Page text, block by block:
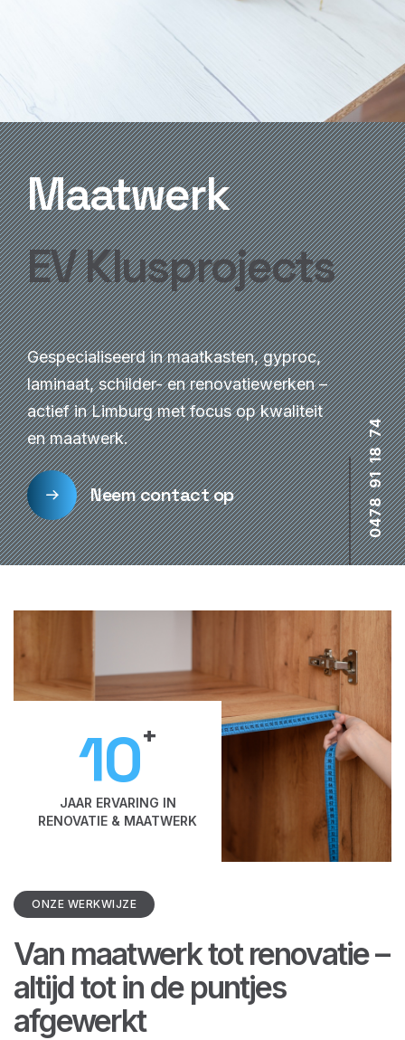
0
4
7
8
9
1
1
8
7
4
Maatwerk
EV Klusprojects
Gespecialiseerd in maatkasten, gyproc,
laminaat, schilder- en renovatiewerken –
actief in Limburg met focus op kwaliteit
en maatwerk.
Neem contact op
10+
JAAR ERVARING IN
RENOVATIE & MAATWERK
ONZE WERKWIJZE
Van maatwerk tot renovatie –
altijd tot in de puntjes
afgewerkt